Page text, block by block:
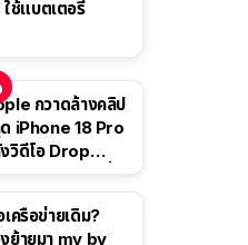
ช้แบตเตอรี่
กวาดล้างคลิป
iPhone 18 Pro
วิดีโอ Drop
เครือข่ายเดิม?
ย้ายมา my by